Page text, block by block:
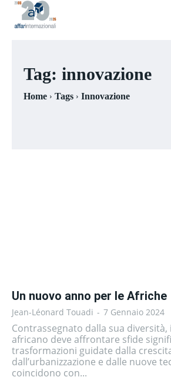
Tag: innovazione
Home Tags Innovazione
Un nuovo anno per le Afriche
Jean-Léonard Touadi - 7 Gennaio 2024
Contrassegnato dalla sua
africano deve affrontare sfide
trasformazioni guidate dalla
dall’urbanizzazione e dalle nuove
coincidono con...